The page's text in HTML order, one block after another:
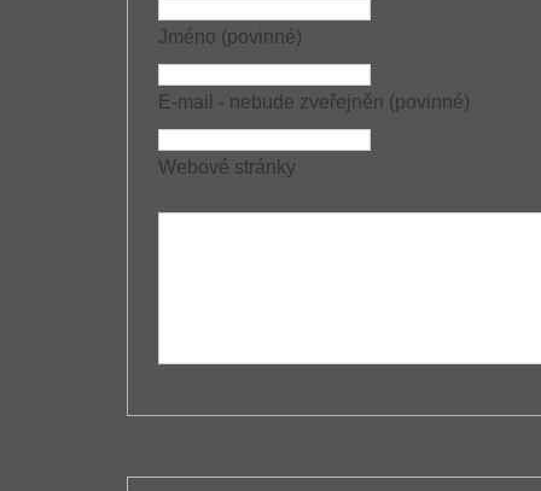
Jméno (povinné)
E-mail - nebude zveřejněn (povinné)
Webové stránky